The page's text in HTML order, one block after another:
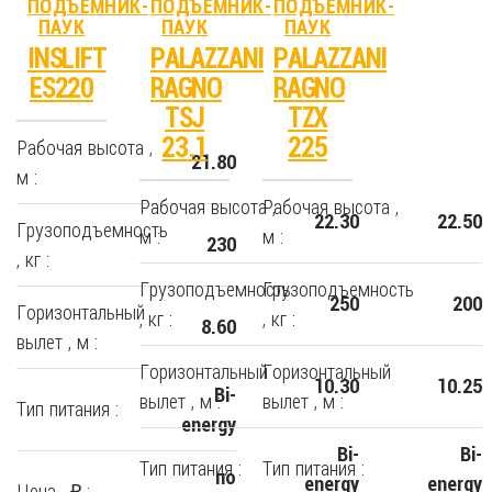
ПОДЪЕМНИК-
ПАУК
INSLIFT
ES220
Рабочая высота ,
м :
21.80
Грузоподъемность
, кг :
230
Горизонтальный
вылет , м :
8.60
Тип питания :
Bi-
energy
по
ПОДЪЕМНИК-
ПАУК
PALAZZANI
RAGNO
TSJ
23.1
Рабочая высота ,
м :
22.30
Грузоподъемность
, кг :
250
Горизонтальный
вылет , м :
10.30
Тип питания :
Bi-
energy
ПОДЪЕМНИК-
ПАУК
PALAZZANI
RAGNO
TZX
225
Рабочая высота ,
м :
22.50
Грузоподъемность
, кг :
200
Горизонтальный
вылет , м :
10.25
Тип питания :
Bi-
energy